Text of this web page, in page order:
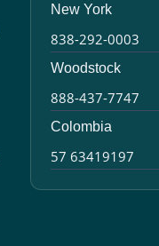
New York
838-292-0003
Woodstock
888-437-7747
Colombia
57 63419197